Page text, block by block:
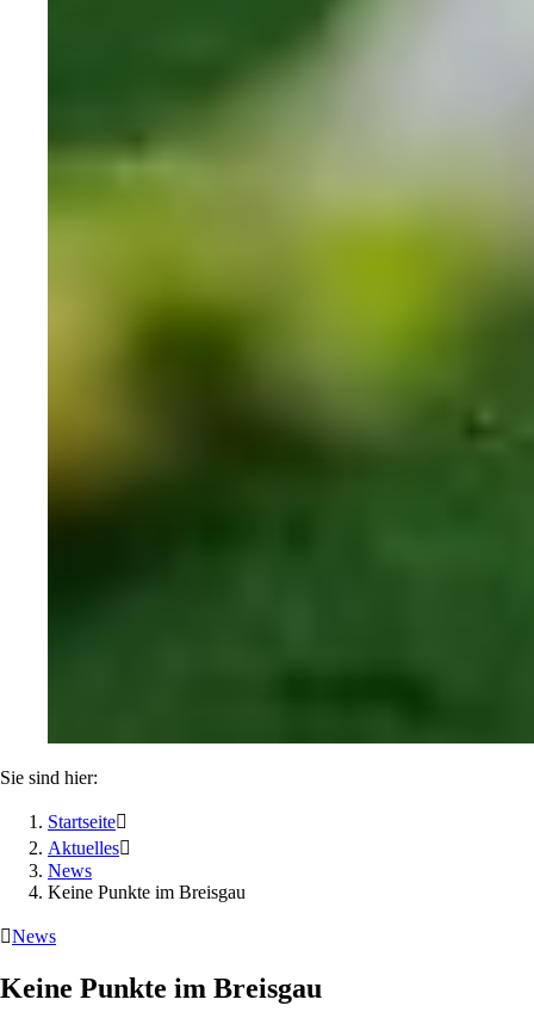
Sie sind hier:
Startseite
Aktuelles
News
Keine Punkte im Breisgau
News
Keine Punkte im Breisgau